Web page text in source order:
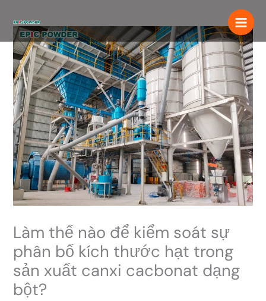
đến
dung
Làm thế nào để kiểm soát sự
phân bố kích thước hạt trong
sản xuất canxi cacbonat dạng
bột?